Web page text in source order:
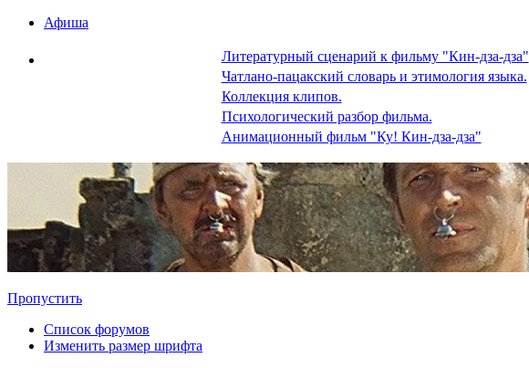
Афиша
Литературный сценарий к фильму "Кин-дза-дза"
Чатлано-пацакский словарь и этимология языка.
Коллекция клипов.
Психологический разбор фильма.
Анимационный фильм "Ку! Кин-дза-дза"
Пропустить
Список форумов
Изменить размер шрифта